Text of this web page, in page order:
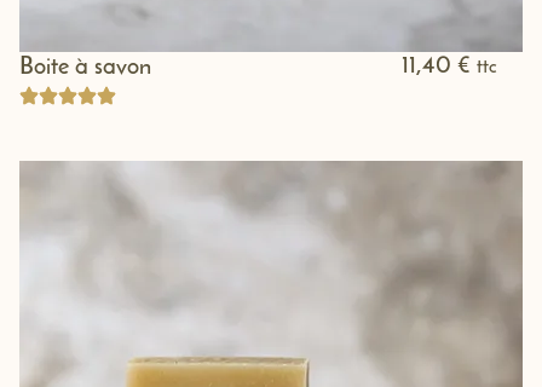
Boite à savon 11,40€ ttc